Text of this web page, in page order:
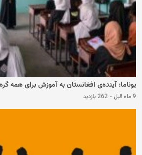
یوناما: آینده‌ی افغانستان به آموزش برای همه
9 ماه قبل - 262 بازدید